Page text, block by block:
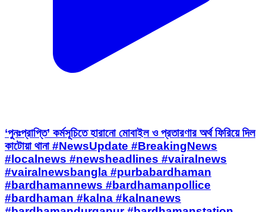
‘পুনঃপ্রাপ্তি’ কর্মসূচিতে হারানো মোবাইল ও প্রতারণার অর্থ ফিরিয়ে দিল
কাটোয়া থানা #NewsUpdate #BreakingNews
#localnews #newsheadlines #vairalnews
#vairalnewsbangla #purbabardhaman
#bardhamannews #bardhamanpollice
#bardhaman #kalna #kalnanews